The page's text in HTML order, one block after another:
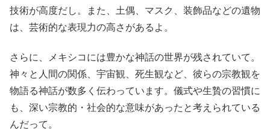
技術が高度だし。また、土偶、マスク、装飾品などの遺物
は、芸術的な表現力の高さがあるよ。
さらに、メキシコには豊かな神話の世界が残されていて。
神々と人間の関係、宇宙観、死生観など、彼らの宗教観を
物語る神話が数多く伝わっています。儀式や生贄の習慣に
も、深い宗教的・社会的な意味があったと考えられている
んだって。